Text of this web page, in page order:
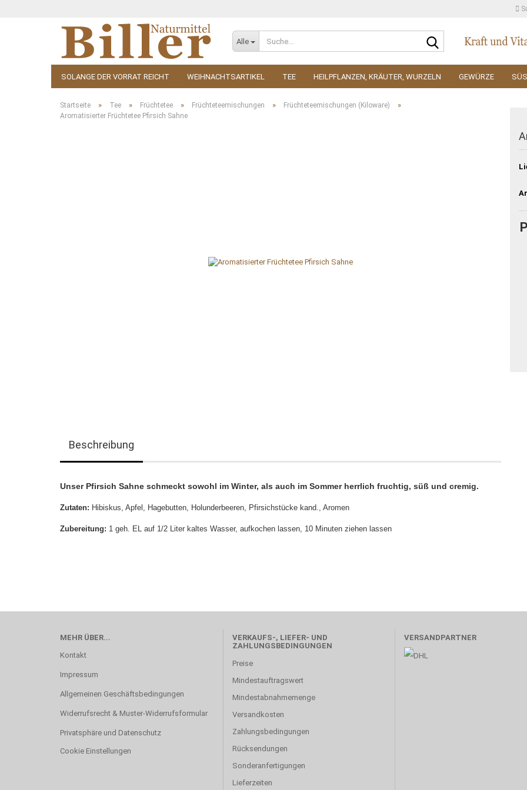
Alle
Suche...
SOLANGE DER VORRAT REICHT WEIHNACHTSARTIKEL TEE HEILPFLANZEN, KRÄUTER, WURZELN GEWÜRZE
KOSMETIK ZUBEHÖR
Startseite » Tee » Früchtetee » Früchteteemischungen » Früchteteemischungen (Kiloware) »
Aromatisierter Früchtetee Pfirsich Sahne
Beschreibung
Unser Pfirsich Sahne schmeckt sowohl im Winter, als auch im Sommer herrlich fruchtig, süß und cremig.
Zutaten: Hibiskus, Apfel, Hagebutten, Holunderbeeren, Pfirsichstücke kand., Aromen
Zubereitung: 1 geh. EL auf 1/2 Liter kaltes Wasser, aufkochen lassen, 10 Minuten ziehen lassen
MEHR ÜBER...
Kontakt
Impressum
Allgemeinen Geschäftsbedingungen
Widerrufsrecht & Muster-Widerrufsformular
Privatsphäre und Datenschutz
Cookie Einstellungen
VERKAUFS-, LIEFER- UND
ZAHLUNGSBEDINGUNGEN
Preise
Mindestauftragswert
Mindestabnahmemenge
Versandkosten
Zahlungsbedingungen
Rücksendungen
Sonderanfertigungen
Lieferzeiten
VERSANDPARTNER